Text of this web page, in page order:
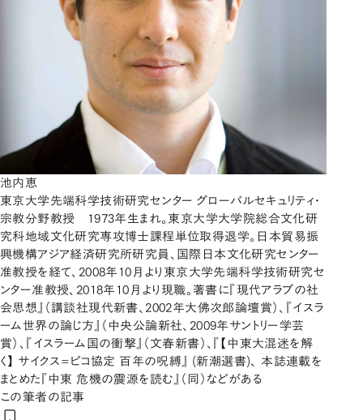
池内恵
東京大学先端科学技術研究センター グローバルセキュリティ・
宗教分野教授 1973年生まれ。東京大学大学院総合文化研
究科地域文化研究専攻博士課程単位取得退学。日本貿易振
興機構アジア経済研究所研究員、国際日本文化研究センター
准教授を経て、2008年10月より東京大学先端科学技術研究セ
ンター准教授、2018年10月より現職。著書に『現代アラブの社
会思想』（講談社現代新書、2002年大佛次郎論壇賞）、『イスラ
ーム世界の論じ方』（中央公論新社、2009年サントリー学芸
賞）、『イスラーム国の衝撃』（文春新書）、『【中東大混迷を解
く】 サイクス=ピコ協定 百年の呪縛』 (新潮選書)、 本誌連載を
まとめた『中東 危機の震源を読む』（同）などがある
この筆者の記事